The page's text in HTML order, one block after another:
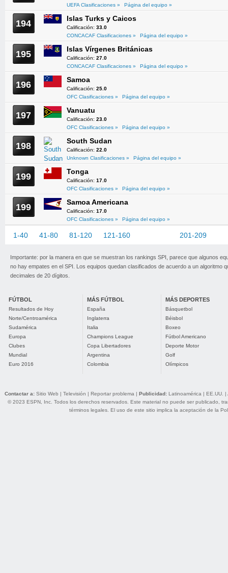
UEFA Clasificaciones »
Página del equipo »
194 Islas Turks y Caicos
Calificación: 33.0
CONCACAF Clasificaciones »
Página del equipo »
195 Islas Vírgenes Británicas
Calificación: 27.0
CONCACAF Clasificaciones »
Página del equipo »
196 Samoa
Calificación: 25.0
OFC Clasificaciones »
Página del equipo »
197 Vanuatu
Calificación: 23.0
OFC Clasificaciones »
Página del equipo »
198 South Sudan
Calificación: 22.0
Unknown Clasificaciones »
Página del equipo »
199 Tonga
Calificación: 17.0
OFC Clasificaciones »
Página del equipo »
199 Samoa Americana
Calificación: 17.0
OFC Clasificaciones »
Página del equipo »
1-40 41-80 81-120 121-160 201-209
Importante: por la manera en que se muestran los rankings SPI, parece que algunos
no hay empates en el SPI. Los equipos quedan clasificados de acuerdo a un algoritmo
decimales de 20 dígitos.
FÚTBOL
Resultados de Hoy
Norte/Centroamérica
Sudamérica
Europa
Clubes
Mundial
Euro 2016
MÁS FÚTBOL
España
Inglaterra
Italia
Champions League
Copa Libertadores
Argentina
Colombia
MÁS DEPORTES
Básquetbol
Béisbol
Boxeo
Fútbol Americano
Deporte Motor
Golf
Olímpicos
Contactar a: Sitio Web | Televisión | Reportar problema | Publicidad: Latinoamérica | EE.UU. |
© 2023 ESPN, Inc. Todos los derechos reservados. Este material no puede ser publicado,
términos legales. El uso de este sitio implica la aceptación de la